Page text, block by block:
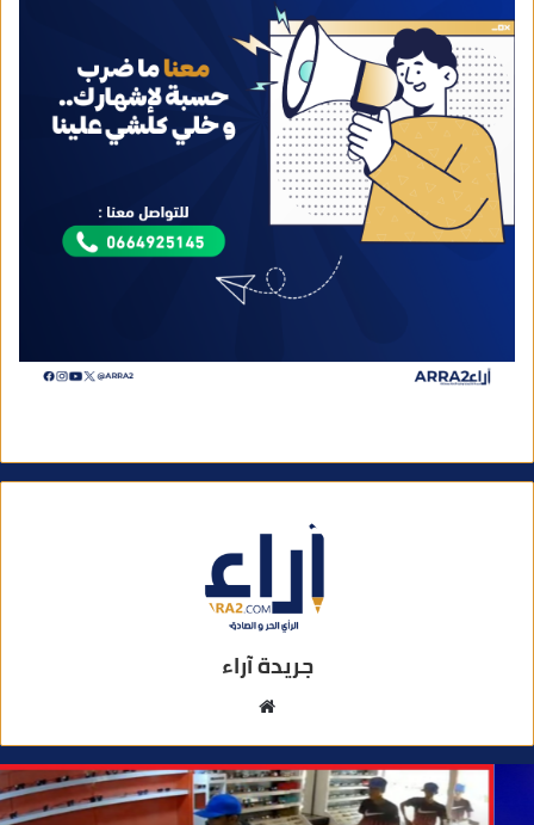
جريدة آراء
ق
ع